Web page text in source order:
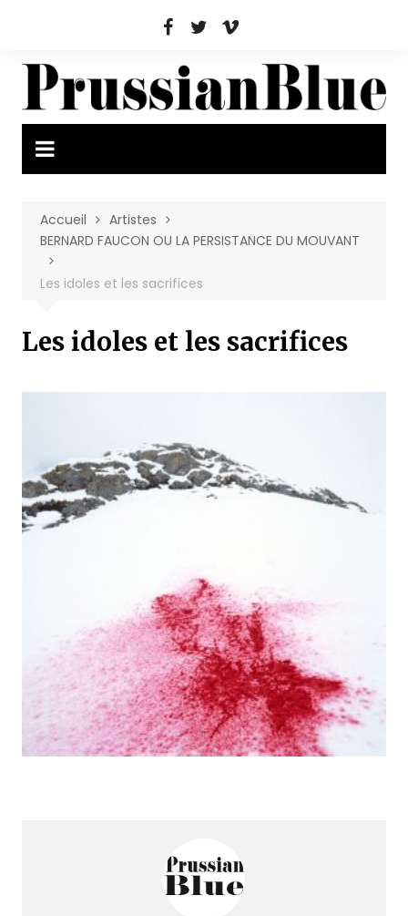
Accueil
Artistes
BERNARD FAUCON OU LA PERSISTANCE DU MOUVANT
Les idoles et les sacrifices
Les idoles et les sacrifices